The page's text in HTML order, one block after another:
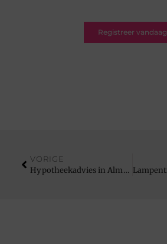
Registreer vandaag
VORIGE
Hypotheekadvies in Almelo voor jouw financiële toekomst